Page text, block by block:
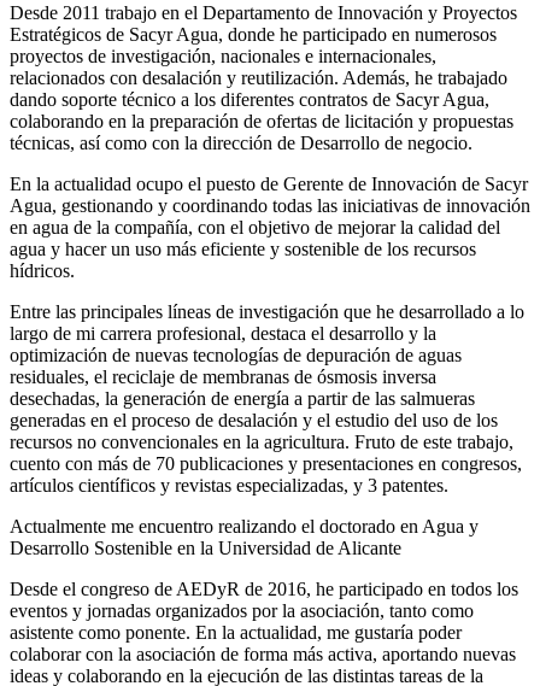
Desde 2011 trabajo en el Departamento de Innovación y Proyectos
Estratégicos de Sacyr Agua, donde he participado en numerosos
proyectos de investigación, nacionales e internacionales,
relacionados con desalación y reutilización. Además, he trabajado
dando soporte técnico a los diferentes contratos de Sacyr Agua,
colaborando en la preparación de ofertas de licitación y propuestas
técnicas, así como con la dirección de Desarrollo de negocio.
En la actualidad ocupo el puesto de Gerente de Innovación de Sacyr
Agua, gestionando y coordinando todas las iniciativas de innovación
en agua de la compañía, con el objetivo de mejorar la calidad del
agua y hacer un uso más eficiente y sostenible de los recursos
hídricos.
Entre las principales líneas de investigación que he desarrollado a lo
largo de mi carrera profesional, destaca el desarrollo y la
optimización de nuevas tecnologías de depuración de aguas
residuales, el reciclaje de membranas de ósmosis inversa
desechadas, la generación de energía a partir de las salmueras
generadas en el proceso de desalación y el estudio del uso de los
recursos no convencionales en la agricultura. Fruto de este trabajo,
cuento con más de 70 publicaciones y presentaciones en congresos,
artículos científicos y revistas especializadas, y 3 patentes.
Actualmente me encuentro realizando el doctorado en Agua y
Desarrollo Sostenible en la Universidad de Alicante
Desde el congreso de AEDyR de 2016, he participado en todos los
eventos y jornadas organizados por la asociación, tanto como
asistente como ponente. En la actualidad, me gustaría poder
colaborar con la asociación de forma más activa, aportando nuevas
ideas y colaborando en la ejecución de las distintas tareas de la